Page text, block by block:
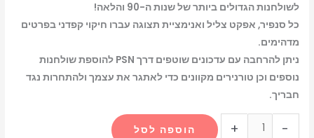
לשולחנות הגדולים ביותר של שנות ה-90 והלאה!
כל סנפיר, אפקט צליל ואנימציית תצוגה עברו חיקוי קפדני בפרטים
מדהימים.
ניתן להרחבה עם עדכונים שוטפים דרך PSN להוספת שולחנות
נוספים וכן טורנירים מקוונים כדי לאתגר את עצמך ולהתחרות נגד
חבריך.
-
+ הוספה לסל